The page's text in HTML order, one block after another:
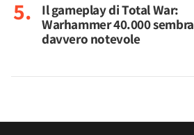
Il gameplay di Total War:
Warhammer 40.000 sembra
davvero notevole